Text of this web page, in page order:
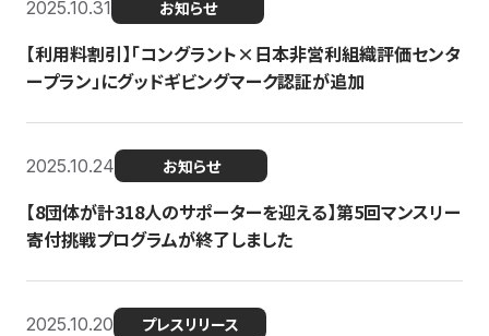
2025.10.31 お知らせ
【利用料割引】「コングラント×日本非営利組織評価センタ
ープラン」にグッドギビングマーク認証が追加
2025.10.24 お知らせ
【8団体が計318人のサポーターを迎える】​​第5回マンスリー
寄付挑戦プログラムが終了しました
2025.10.20 プレスリリース